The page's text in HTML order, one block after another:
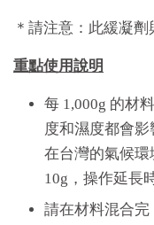
＊請注意：此緩凝劑
重點使用說明
每 1,000g 的材
度和濕度都會影
在台灣的氣候環
10g，操作延長
請在材料混合完